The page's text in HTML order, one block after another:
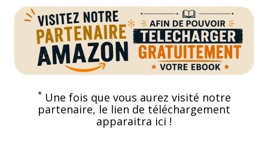
*Une fois que vous aurez visité notre
partenaire, le lien de téléchargement
apparaitra ici !